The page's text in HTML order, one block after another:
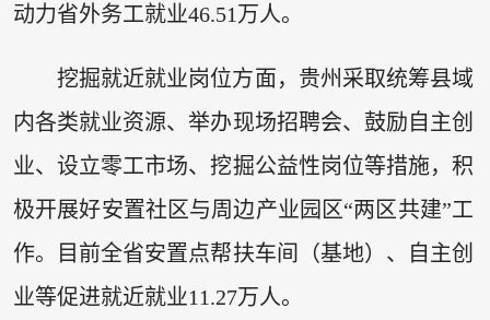
动力省外务工就业46.51万人。
挖掘就近就业岗位方面，贵州采取统筹县域
内各类就业资源、举办现场招聘会、鼓励自主创
业、设立零工市场、挖掘公益性岗位等措施，积
极开展好安置社区与周边产业园区“两区共建”工
作。目前全省安置点帮扶车间（基地）、自主创
业等促进就近就业11.27万人。